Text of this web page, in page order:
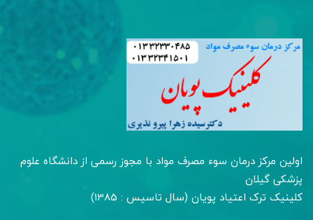
اولین مرکز درمان سوء مصرف مواد با مجوز رسمی از دانشگاه علوم
پزشکی گیلان
کلینیک ترک اعتیاد پویان (سال تاسیس : 1385)